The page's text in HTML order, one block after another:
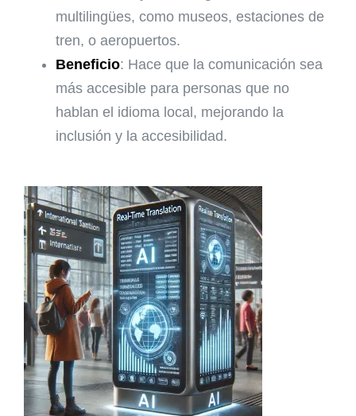
multilingües, como museos, estaciones de
tren, o aeropuertos.
Beneficio: Hace que la comunicación sea
más accesible para personas que no
hablan el idioma local, mejorando la
inclusión y la accesibilidad.